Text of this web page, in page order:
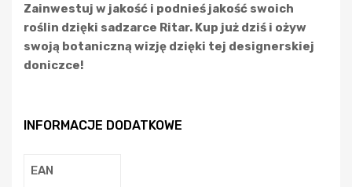
Zainwestuj w jakość i podnieś jakość swoich
roślin dzięki sadzarce Ritar. Kup już dziś i ożyw
swoją botaniczną wizję dzięki tej designerskiej
doniczce!
INFORMACJE DODATKOWE
EAN